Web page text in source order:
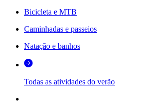
Bicicleta e MTB
Caminhadas e passeios
Natação e banhos
Todas as atividades do verão